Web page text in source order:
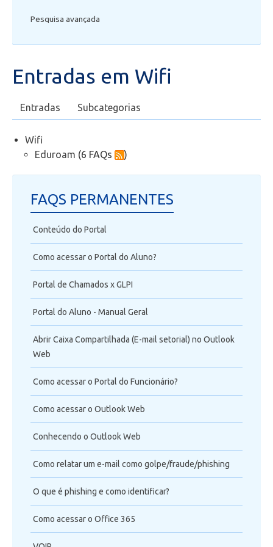
Secretaria de Administração Escolar - SAE
Wifi
Eduroam
Videoconferência
Telefonia
Intercâmbio
Fluig
Pesquisa avançada
Entradas em Wifi
Entradas Subcategorias
Wifi
Eduroam (6 FAQs )
FAQS PERMANENTES
Conteúdo do Portal
Como acessar o Portal do Aluno?
Portal de Chamados x GLPI
Portal do Aluno - Manual Geral
Abrir Caixa Compartilhada (E-mail setorial) no Outlook
Web
Como acessar o Portal do Funcionário?
Como acessar o Outlook Web
Conhecendo o Outlook Web
Como relatar um e-mail como golpe/fraude/phishing
O que é phishing e como identificar?
Como acessar o Office 365